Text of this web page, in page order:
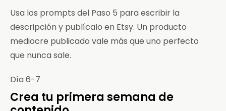
Usa los prompts del Paso 5 para escribir la
descripción y publícalo en Etsy. Un producto
mediocre publicado vale más que uno perfecto
que nunca sale.
Día 6-7
Crea tu primera semana de